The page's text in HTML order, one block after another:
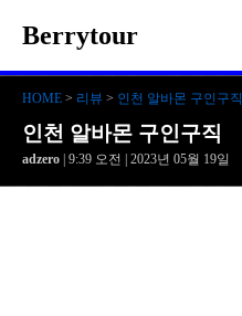
Berrytour
HOME > 리뷰 > 인천 알바몬 구인구직
인천 알바몬 구인구직
adzero | 9:39 오전 | 2023년 05월 19일